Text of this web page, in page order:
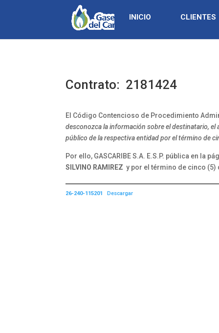
INICIO CLIENTES
Contrato: 2181424
El Código Contencioso de Procedimiento
desconozca la información sobre el destinatario,
público de la respectiva entidad por el término de
Por ello, GASCARIBE S.A. E.S.P. pública en la
SILVINO RAMIREZ y por el término de cinco
26-240-115201 Descargar